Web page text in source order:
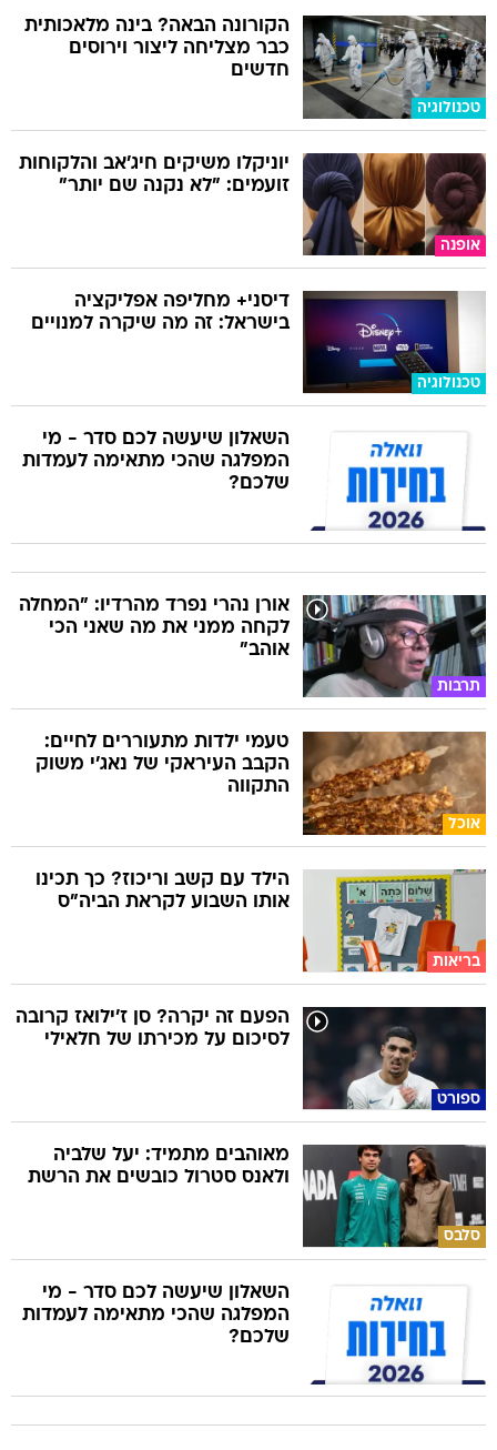
טכנולוגיה
הקורונה הבאה? בינה מלאכותית
כבר מצליחה ליצור וירוסים
חדשים
אופנה
יוניקלו משיקים חיג'אב והלקוחות
זועמים: "לא נקנה שם יותר"
טכנולוגיה
דיסני+ מחליפה אפליקציה
בישראל: זה מה שיקרה למנויים
השאלון שיעשה לכם סדר - מי
המפלגה שהכי מתאימה לעמדות
שלכם?
תרבות
אורן נהרי נפרד מהרדיו: "המחלה
לקחה ממני את מה שאני הכי
אוהב"
אוכל
טעמי ילדות מתעוררים לחיים:
הקבב העיראקי של נאג׳י משוק
התקווה
בריאות
הילד עם קשב וריכוז? כך תכינו
אותו השבוע לקראת הביה"ס
ספורט
הפעם זה יקרה? סן ז'ילואז קרובה
לסיכום על מכירתו של חלאילי
סלבס
מאוהבים מתמיד: יעל שלביה
ולאנס סטרול כובשים את הרשת
השאלון שיעשה לכם סדר - מי
המפלגה שהכי מתאימה לעמדות
שלכם?